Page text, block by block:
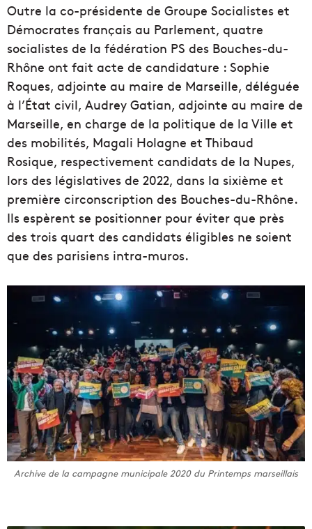
Outre la co-présidente de Groupe Socialistes et
Démocrates français au Parlement, quatre
socialistes de la fédération PS des Bouches-du-
Rhône ont fait acte de candidature : Sophie
Roques, adjointe au maire de Marseille, déléguée
à l’État civil, Audrey Gatian, adjointe au maire de
Marseille, en charge de la politique de la Ville et
des mobilités, Magali Holagne et Thibaud
Rosique, respectivement candidats de la Nupes,
lors des législatives de 2022, dans la sixième et
première circonscription des Bouches-du-Rhône.
Ils espèrent se positionner pour éviter que près
des trois quart des candidats éligibles ne soient
que des parisiens intra-muros.
Archive de la campagne municipale 2020 du Printemps marseillais